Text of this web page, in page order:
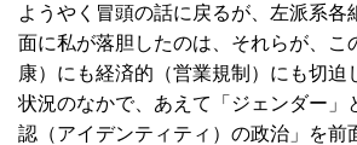
ようやく冒頭の話に戻るが、左派系各
面に私が落胆したのは、それらが、こ
康）にも経済的（営業規制）にも切迫
状況のなかで、あえて「ジェンダー」
認（アイデンティティ）の政治」を前